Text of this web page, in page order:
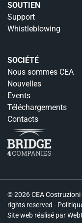
SOUTIEN
Support
Whistleblowing
SOCIÉTÉ
Nous sommes CEA
Nouvelles
Events
Téléchargements
Contacts
© 2026 CEA Costruzioni
rights reserved -
Site web réalisé par